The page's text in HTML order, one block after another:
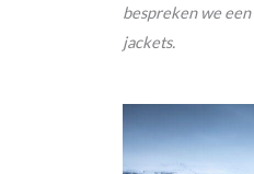
bespreken we
jackets.